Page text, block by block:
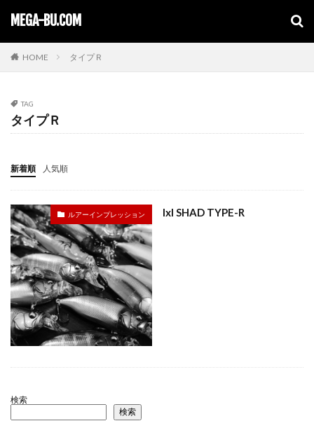
MEGA-BU.COM
HOME タイプＲ
TAG
タイプＲ
新着順 人気順
ルアーインプレッション IxI SHAD TYPE-R
検索
検索